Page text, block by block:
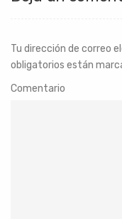
Tu dirección de correo
obligatorios están
Comentario